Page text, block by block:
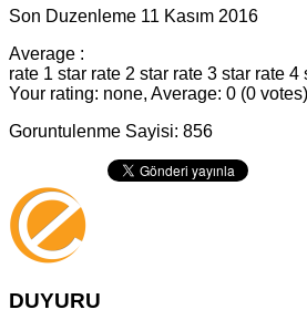
Son Duzenleme 11 Kasım 2016
Average :
rate 1 star rate 2 star rate 3 star rate 4
Your rating: none, Average: 0 (0 votes)
Goruntulenme Sayisi: 856
DUYURU